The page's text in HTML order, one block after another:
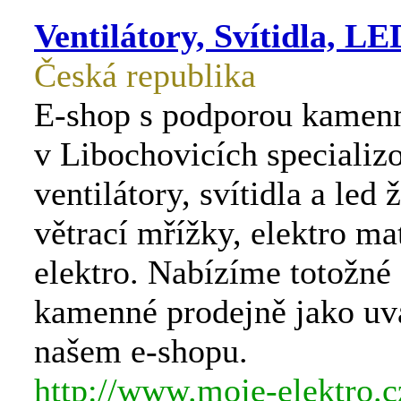
Ventilátory, Svítidla,
Česká republika
E-shop s podporou
v Libochovicích
ventilátory, svítidla a led
větrací mřížky, elektro
elektro. Nabízíme totožné
kamenné prodejně jako
našem e-shopu.
http://www.moje-